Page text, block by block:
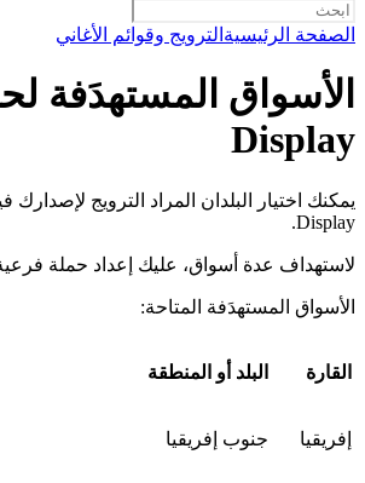
الصفحة الرئيسية الترويج وقوائم الأغاني
الأسواق المستهدَفة
Display
يمكنك اختيار البلدان المراد الترويج لإصدارك
Display.
لاستهداف عدة أسواق، عليك إعداد حملة
الأسواق المستهدَفة المتاحة:
القارة البلد أو المنطقة
إفريقيا جنوب إفريقيا